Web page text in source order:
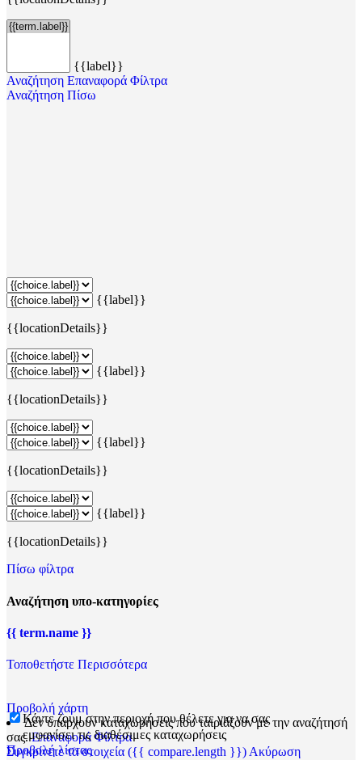
{{label}}
Αναζήτηση Επαναφορά Φίλτρα
Αναζήτηση Πίσω
{{label}}
{{locationDetails}}
{{label}}
{{locationDetails}}
{{label}}
{{locationDetails}}
{{label}}
{{locationDetails}}
Πίσω φίλτρα
Αναζήτηση υπο-κατηγορίες
{{ term.name }}
Τοποθετήστε Περισσότερα
Προβολή χάρτη
Δεν υπάρχουν καταχωρήσεις που ταιριάζουν με την αναζήτησή
σας.Επαναφορά Φίλτρα
Συγκρίνετε τα στοιχεία ({{ compare.length }}) Ακύρωση
Κάντε ζουμ στην περιοχή που θέλετε για να σας
εμφανίσει τις διαθέσιμες καταχωρήσεις
Προβολή λίστας